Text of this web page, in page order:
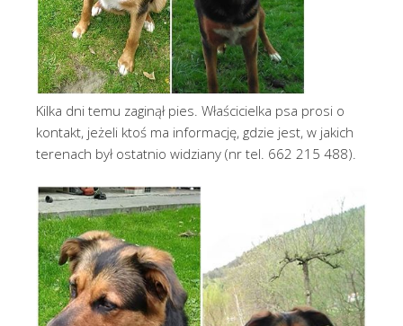
Kilka dni temu zaginął pies. Właścicielka psa prosi o
kontakt, jeżeli ktoś ma informację, gdzie jest, w jakich
terenach był ostatnio widziany (nr tel. 662 215 488).